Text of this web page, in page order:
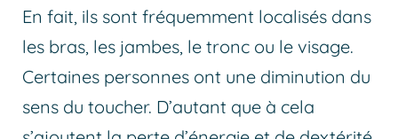
En fait, ils sont fréquemment localisés dans
les bras, les jambes, le tronc ou le visage.
Certaines personnes ont une diminution du
sens du toucher. D’autant que à cela